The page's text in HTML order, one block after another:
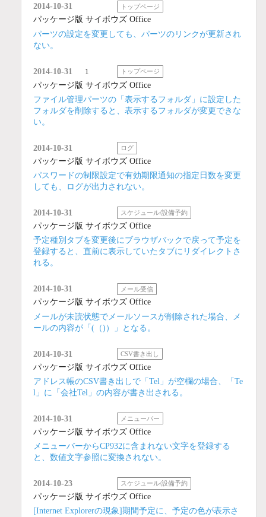
2014-10-31 トップページ
パッケージ版 サイボウズ Office
パーツの設定を変更しても、パーツのリンクが更新され
ない。
2014-10-31 1 トップページ
パッケージ版 サイボウズ Office
ファイル管理パーツの「表示するフォルダ」に設定した
フォルダを削除すると、表示するフォルダが変更できな
い。
2014-10-31 ログ
パッケージ版 サイボウズ Office
パスワードの制限設定で有効期限通知の指定日数を変更
しても、ログが出力されない。
2014-10-31 スケジュール/設備予約
パッケージ版 サイボウズ Office
予定種別タブを変更後にブラウザバックで戻って予定を
登録すると、直前に表示していたタブにリダイレクトさ
れる。
2014-10-31 メール受信
パッケージ版 サイボウズ Office
メールが未読状態でメールソースが削除された場合、メ
ールの内容が「(（)）」となる。
2014-10-31 CSV書き出し
パッケージ版 サイボウズ Office
アドレス帳のCSV書き出しで「Tel」が空欄の場合、「Te
l」に「会社Tel」の内容が書き出される。
2014-10-31 メニューバー
パッケージ版 サイボウズ Office
メニューバーからCP932に含まれない文字を登録する
と、数値文字参照に変換されない。
2014-10-23 スケジュール/設備予約
パッケージ版 サイボウズ Office
[Internet Explorerの現象]期間予定に、予定の色が表示さ